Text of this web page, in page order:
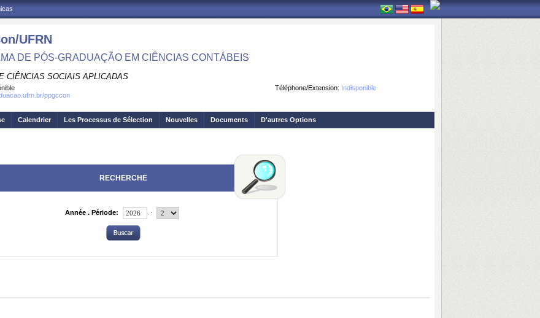
UFRN
DE PÓS-GRADUAÇÃO EM CIÊNCIAS CONTÁBEIS
CIÊNCIAS SOCIAIS APLICADAS
Téléphone/Extension: Indisponible
ppgccon
Calendrier Les Processus de Sélection Nouvelles Documents D'autres Options
RECHERCHE
Année . Période: